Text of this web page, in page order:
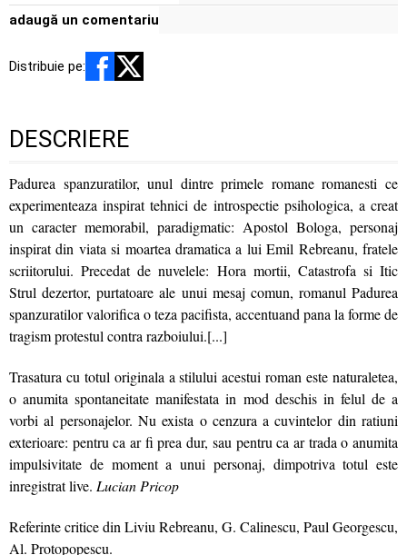
adaugă un comentariu
Distribuie pe:
DESCRIERE
Padurea spanzuratilor, unul dintre primele romane romanesti ce
experimenteaza inspirat tehnici de introspectie psihologica, a creat
un caracter memorabil, paradigmatic: Apostol Bologa, personaj
inspirat din viata si moartea dramatica a lui Emil Rebreanu, fratele
scriitorului. Precedat de nuvelele: Hora mortii, Catastrofa si Itic
Strul dezertor, purtatoare ale unui mesaj comun, romanul Padurea
spanzuratilor valorifica o teza pacifista, accentuand pana la forme de
tragism protestul contra razboiului.[...]
Trasatura cu totul originala a stilului acestui roman este naturaletea,
o anumita spontaneitate manifestata in mod deschis in felul de a
vorbi al personajelor. Nu exista o cenzura a cuvintelor din ratiuni
exterioare: pentru ca ar fi prea dur, sau pentru ca ar trada o anumita
impulsivitate de moment a unui personaj, dimpotriva totul este
inregistrat live. Lucian Pricop
Referinte critice din Liviu Rebreanu, G. Calinescu, Paul Georgescu,
Al. Protopopescu.